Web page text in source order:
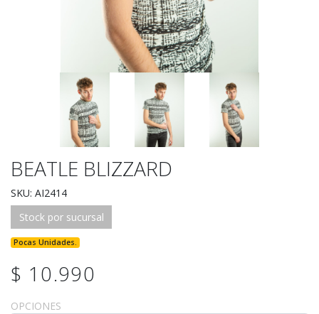
BEATLE BLIZZARD
SKU: AI2414
Stock por sucursal
Pocas Unidades.
$ 10.990
OPCIONES